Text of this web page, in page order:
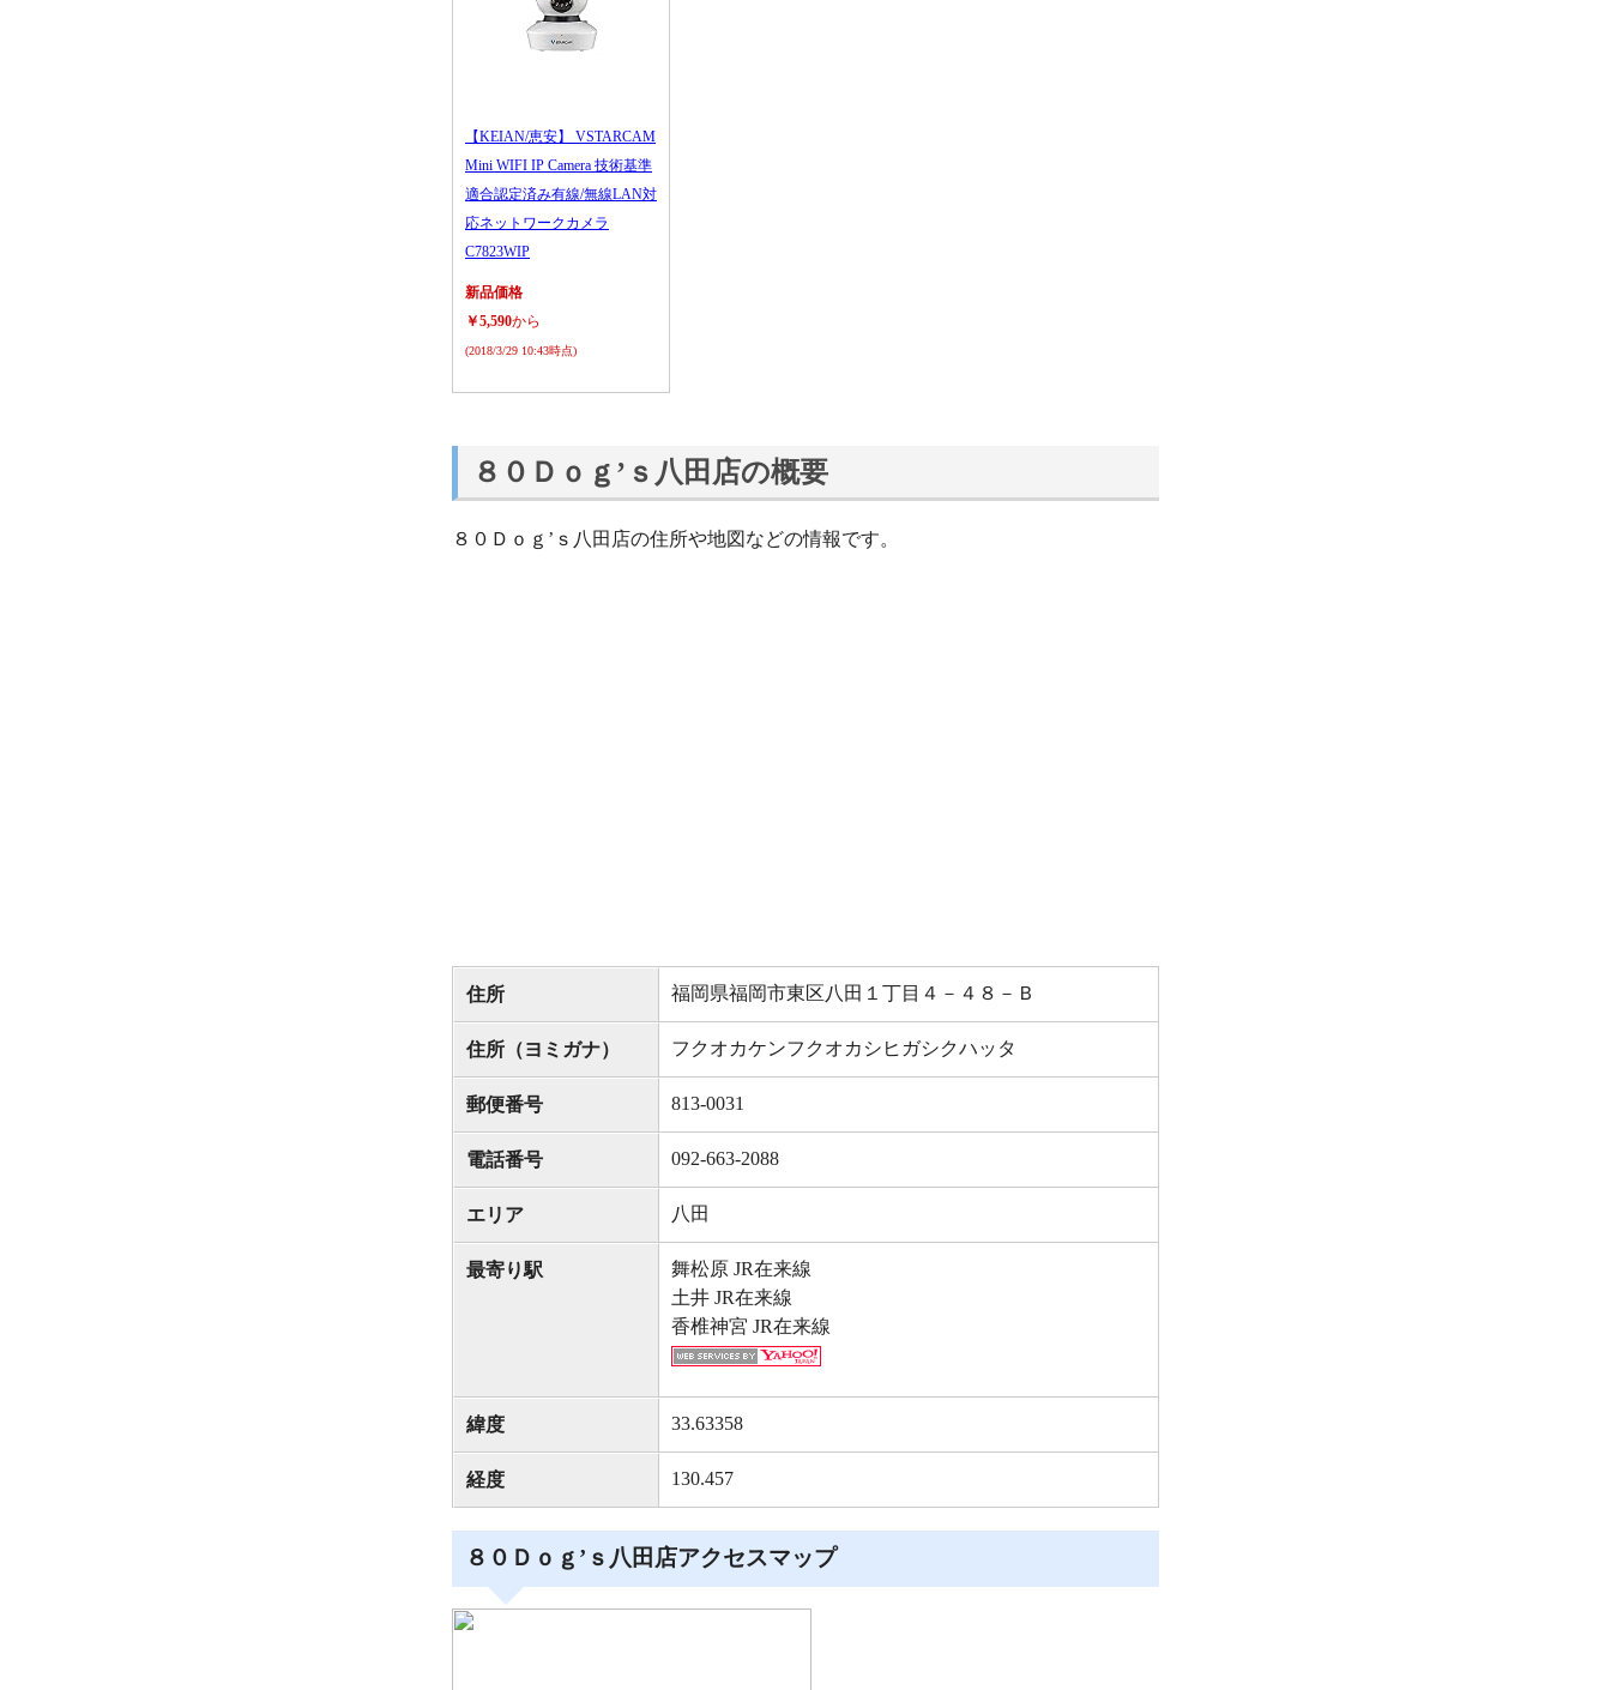
【KEIAN/恵安】 VSTARCAM
Mini WIFI IP Camera 技術基準
適合認定済み有線/無線LAN対
応ネットワークカメラ
C7823WIP
新品価格
￥5,590から
(2018/3/29 10:43時点)
８０Ｄｏｇ’ｓ八田店の概要
８０Ｄｏｇ’ｓ八田店の住所や地図などの情報です。
住所 福岡県福岡市東区八田１丁目４－４８－Ｂ
住所（ヨミガナ） フクオカケンフクオカシヒガシクハッタ
郵便番号 813-0031
電話番号 092-663-2088
エリア 八田
最寄り駅
舞松原 JR在来線
土井 JR在来線
香椎神宮 JR在来線
緯度 33.63358
経度 130.457
８０Ｄｏｇ’ｓ八田店アクセスマップ